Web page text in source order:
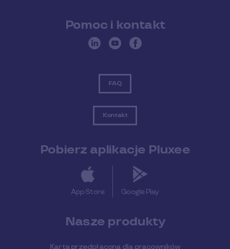
Pomoc i kontakt
FAQ
Kontakt
Pobierz aplikacje Pluxee
App Store Google Play
Nasze produkty
Karta przedpłacona dla pracowników